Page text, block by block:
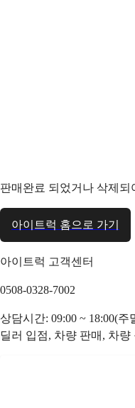
판매완료 되었거나 삭제
아이트럭 홈으로 가기
아이트럭 고객센터
0508-0328-7002
상담시간: 09:00 ~ 18:00(
딜러 입점, 차량 판매, 차량